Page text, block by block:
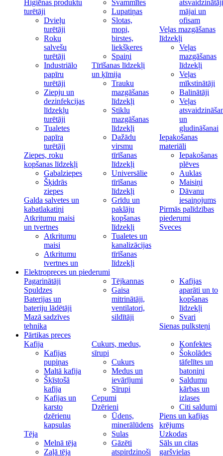
Higiēnas produktu
turētāji
Dvieļu
turētāji
Roku
salvešu
turētāji
Industriālo
papīru
turētāji
Ziepju un
dezinfekcijas
līdzekļu
turētāji
Tualetes
papīra
turētāji
Ziepes, roku
kopšanas līdzekļi
Gabalziepes
Šķidrās
ziepes
Galda salvetes un
kabatlakatiņi
Atkritumu maisi
un tvertnes
Atkritumu
maisi
Atkritumu
tvertnes un
Švammītes
Lupatiņas
Slotas,
mopi,
birstes,
liekšķeres
Spaiņi
Tīrīšanas līdzekļi
un ķīmija
Trauku
mazgāšanas
līdzekļi
Stiklu
mazgāšanas
līdzekļi
Dažādu
virsmu
tīrīšanas
līdzekļi
Universālie
tīrīšanas
līdzekļi
Grīdu un
paklāju
kopšanas
līdzekļi
Tualetes un
kanalizācijas
tīrīšanas
līdzekļi
atsvaidzinātāji
mājai un
ofisam
Veļas mazgāšanas
līdzekļi
Veļas
mazgāšanas
līdzekļi
Veļas
mīkstinātāji
Balinātāji
Veļas
un
gludināšanai
Iepakošanas
materiāli
Iepakošanas
plēves
Auklas
Maisiņi
Dāvanu
iesaiņojums
Pirmās palīdzības
piederumi
Sveces
Elektropreces un piederumi
Pagarinātāji
Spuldzes
Baterijas un
bateriju lādētāji
Mazā sadzīves
tehnika
Tējkannas
Gaisa
mitrinātāji,
ventilatori,
sildītāji
Kafijas
aparāti un to
kopšanas
līdzekļi
Svari
Sienas pulksteņi
Pārtikas preces
Kafija
Kafijas
pupiņas
Maltā kafija
Šķīstošā
kafija
Kafijas un
karsto
dzērienu
kapsulas
Tēja
Melnā tēja
Zaļā tēja
Cukurs, medus,
sīrupi
Cukurs
Medus un
ievārījumi
Sīrupi
Cepumi
Dzērieni
Ūdens,
minerālūdens
Sulas
Gāzēti
atspirdzinoši
Konfektes
Šokolādes
tāfelītes un
batoniņi
Saldumu
kārbas un
izlases
Citi saldumi
Piens un kafijas
krējums
Uzkodas
Sāls un citas
garšvielas